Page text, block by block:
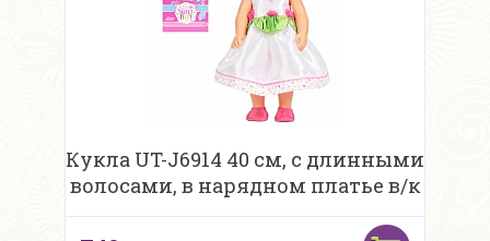
Кукла UT-J6914 40 см, с длинными
волосами, в нарядном платье в/к